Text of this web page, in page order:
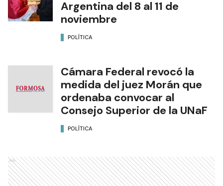
Argentina del 8 al 11 de
noviembre
POLÍTICA
Cámara Federal revocó la
medida del juez Morán que
ordenaba convocar al
Consejo Superior de la UNaF
POLÍTICA
Ads